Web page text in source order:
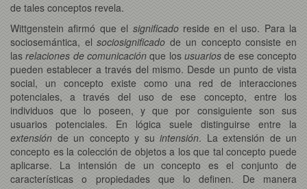
de tales conceptos revela.
Wittgenstein afirmó que el significadoreside en el uso. Para la
sociosemántica, elsociosignificado de un concepto consiste en
lasrelaciones de comunicación que losusuarios de ese concepto
pueden establecer a través del mismo. Desde un punto de vista
social, un concepto existe como una red de interacciones
potenciales, a través del uso de ese concepto, entre los
individuos que lo poseen, y que por consiguiente son sus
usuarios potenciales. En lógica suele distinguirse entre la
extensión de un concepto y su intensión. La extensión de un
concepto es la colección de objetos a los que tal concepto puede
aplicarse. La intensión de un concepto es el conjunto de
características o propiedades que lo definen. De manera